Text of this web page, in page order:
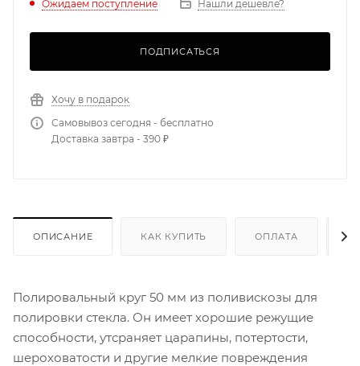
Ожидаем поступление
Нашли дешевле?
ПОДПИСАТЬСЯ
Хочу в подарок
Самовывоз сегодня - бесплатно
Доставка завтра - 390 ₽
ОПИСАНИЕ КАК КУПИТЬ ОПЛАТА
Полировальный круг 50 мм из поливискозы для
полировки стекла. Он имеет хорошие режущие
способности, утсраняет царапины, потертости,
шероховатости и другие мелкие повреждения